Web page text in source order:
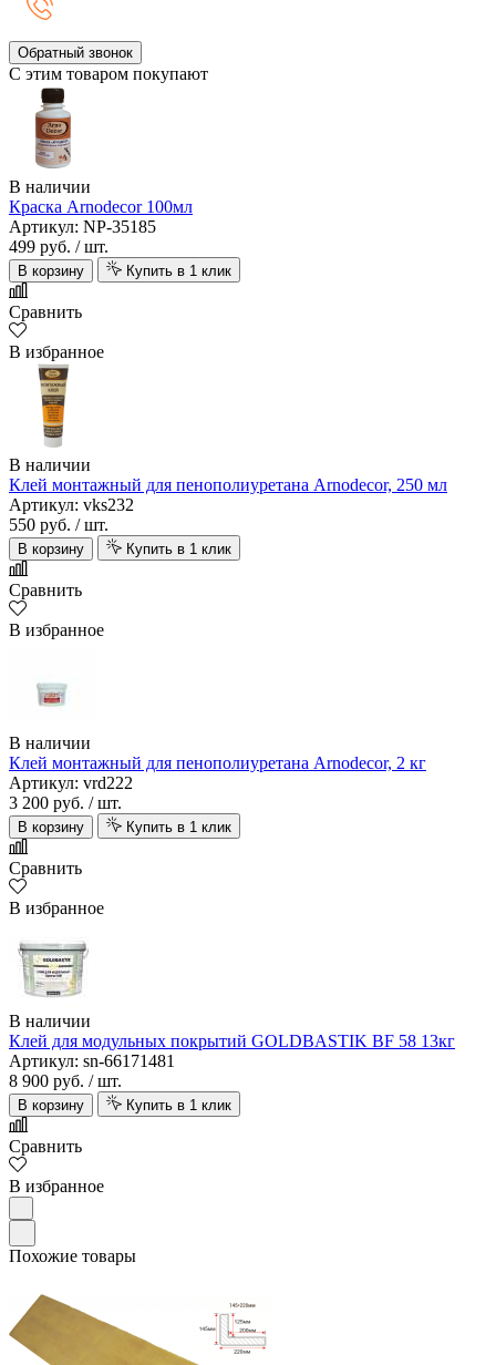
Обратный звонок
С этим товаром покупают
В наличии
Краска Arnodecor 100мл
Артикул: NP-35185
499 руб. / шт.
В корзину Купить в 1 клик
Сравнить
В избранное
В наличии
Клей монтажный для пенополиуретана Arnodecor, 250 мл
Артикул: vks232
550 руб. / шт.
В корзину Купить в 1 клик
Сравнить
В избранное
В наличии
Клей монтажный для пенополиуретана Arnodecor, 2 кг
Артикул: vrd222
3 200 руб. / шт.
В корзину Купить в 1 клик
Сравнить
В избранное
В наличии
Клей для модульных покрытий GOLDBASTIK BF 58 13кг
Артикул: sn-66171481
8 900 руб. / шт.
В корзину Купить в 1 клик
Сравнить
В избранное
Похожие товары